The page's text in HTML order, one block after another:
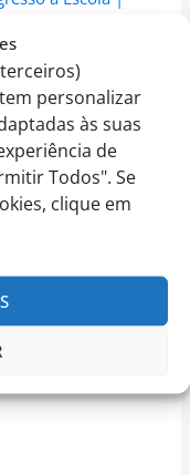
personalizar
às suas
de
Todos". Se
clique em
Pré-Escolar